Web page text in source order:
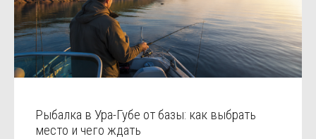
Рыбалка в Ура-Губе от базы: как выбрать
место и чего ждать